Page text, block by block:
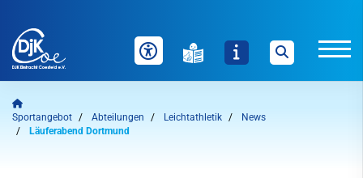
Sportangebot Abteilungen Leichtathletik
News
Läuferabend Dortmund
Unser Verein